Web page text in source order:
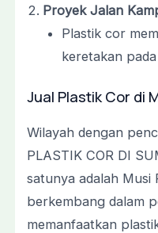
Proyek Jalan
Plastik cor
keretakan
Jual Plastik Cor di
Wilayah dengan
PLASTIK COR DI
satunya adalah Musi
berkembang dalam
memanfaatkan